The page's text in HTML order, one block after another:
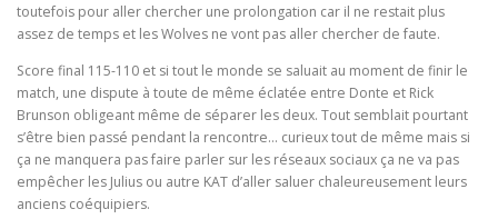
toutefois pour aller chercher une prolongation car il ne restait plus
assez de temps et les Wolves ne vont pas aller chercher de faute.
Score final 115-110 et si tout le monde se saluait au moment de finir le
match, une dispute à toute de même éclatée entre Donte et Rick
Brunson obligeant même de séparer les deux. Tout semblait pourtant
s’être bien passé pendant la rencontre… curieux tout de même mais si
ça ne manquera pas faire parler sur les réseaux sociaux ça ne va pas
empêcher les Julius ou autre KAT d’aller saluer chaleureusement leurs
anciens coéquipiers.